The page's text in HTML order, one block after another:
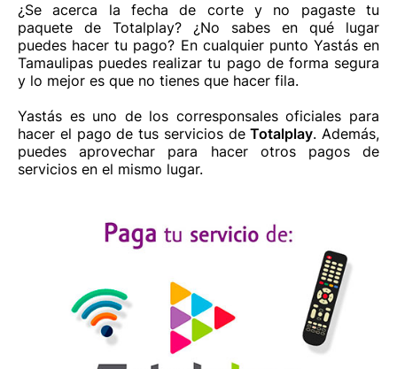
Abarrotes Chiff
Valentin Gomez Farias S/N int. 0, Plan De Ayala, El
Mante, C.P. 89928, Tamaulipas
8002200202
Sitio web Cómo llegar
¿Se acerca la fecha de corte y no pagaste tu
paquete de Totalplay? ¿No sabes en qué lugar
puedes hacer tu pago? En cualquier punto Yastás en
Tamaulipas puedes realizar tu pago de forma segura
y lo mejor es que no tienes que hacer fila.
Yastás es uno de los corresponsales oficiales para
hacer el pago de tus servicios deTotalplay. Además,
puedes aprovechar para hacer otros pagos de
servicios en el mismo lugar.